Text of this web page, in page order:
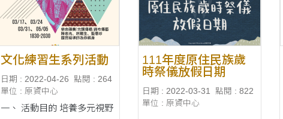
文化練習生系列活動
日期 : 2022-04-26
點閱 : 264
單位 : 原資中心
一、 活動目的 培養多元視野
111年度原住民族歲
時祭儀放假日期
日期 : 2022-03-31
點閱 : 822
單位 : 原資中心